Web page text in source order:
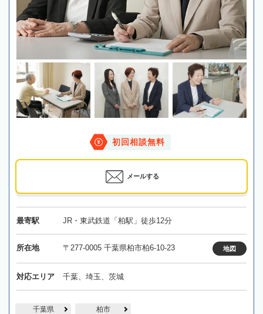
初回相談無料
メールする
最寄駅 JR・東武鉄道「柏駅」徒歩12分
所在地 〒277-0005 千葉県柏市柏6-10-23 地図
対応エリア 千葉、埼玉、茨城
千葉県 柏市